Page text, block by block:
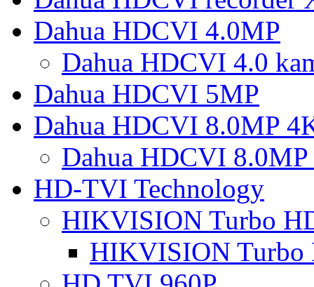
Dahua HDCVI 4.0MP
Dahua HDCVI 4.0
Dahua HDCVI 5MP
Dahua HDCVI 8.0MP
Dahua HDCVI 8.0MP
HD-TVI Technology
HIKVISION Turbo
HIKVISION Turbo